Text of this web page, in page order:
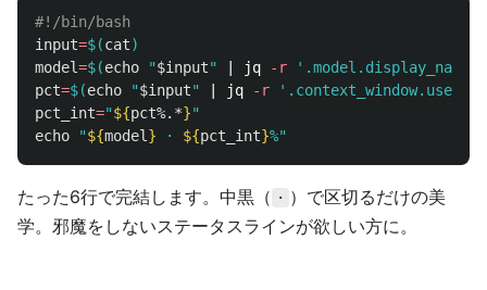
#!/bin/bash
input=$(cat)
model=$(echo "$input" | jq -r
'.model.display_name
pct=$(echo "$input" | jq -r
pct_int="${pct%.*}"
echo
"${model } · ${pct_int}%"
たった6行で完結します。中黒（ · ）で区切るだけの美
学。邪魔をしないステータスラインが欲しい方に。